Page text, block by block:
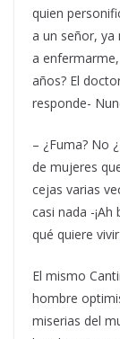
quien
a un señor,
a
años? El
responde-
– ¿Fuma? No
de mujeres
cejas varias
casi nada -
qué quiere
El mismo
hombre
miserias del